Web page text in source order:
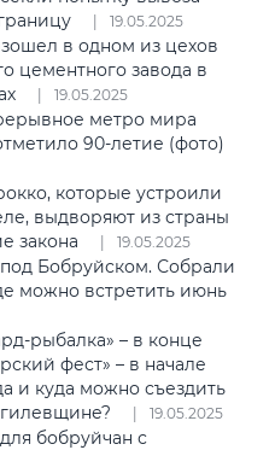
19.05.2025
в одном из цехов
цементного завода в
19.05.2025
метро мира
90-летие (фото)
которые устроили
выдворяют из страны
закона
19.05.2025
Бобруйском. Собрали
можно встретить июнь
рыбалка» – в конце
фест» – в начале
и куда можно съездить
19.05.2025
бобруйчан с